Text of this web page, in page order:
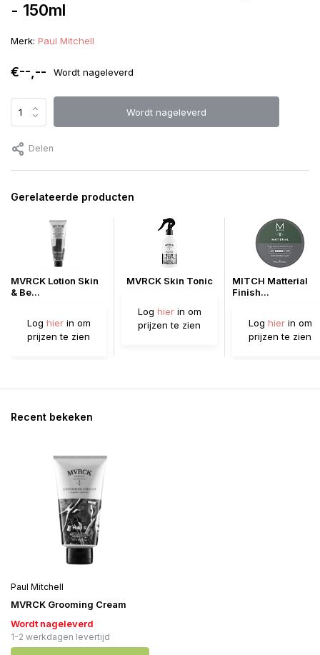
- 150ml
Merk: Paul Mitchell
€--,-- Wordt nageleverd
Wordt nageleverd
Delen
Gerelateerde producten
MVRCK Lotion Skin
& Be...
Log hierin om
prijzen te zien
MVRCK Skin Tonic
Log hierin om
prijzen te zien
MITCH Matterial
Finish...
Log hierin om
prijzen te zien
Recent bekeken
Paul Mitchell
MVRCK Grooming Cream
Wordt nageleverd
1-2 werkdagen levertijd